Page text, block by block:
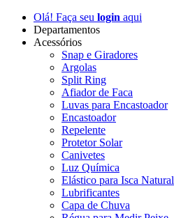
Olá! Faça seu login aqui
Departamentos
Acessórios
Snap e Giradores
Argolas
Split Ring
Afiador de Faca
Luvas para Encastoador
Encastoador
Repelente
Protetor Solar
Canivetes
Luz Química
Elástico para Isca Natural
Lubrificantes
Capa de Chuva